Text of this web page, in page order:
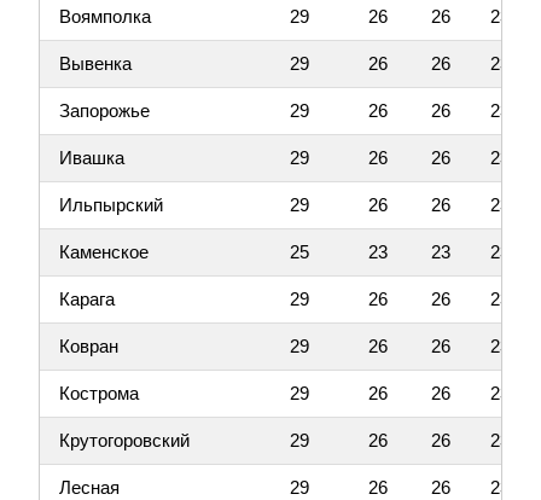
Воямполка 29 26 26 23
Вывенка 29 26 26 23
Запорожье 29 26 26 23
Ивашка 29 26 26 23
Ильпырский 29 26 26 23
Каменское 25 23 23 23
Карага 29 26 26 23
Ковран 29 26 26 23
Кострома 29 26 26 23
Крутогоровский 29 26 26 23
Лесная 29 26 26 23